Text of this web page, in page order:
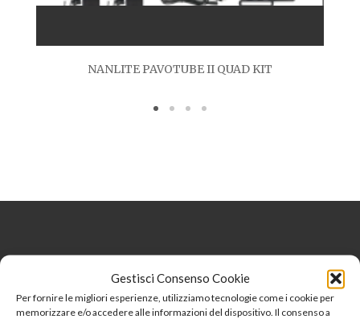
Gestisci Consenso Cookie
Per fornire le migliori esperienze, utilizziamo tecnologie come i cookie per
memorizzare e/o accedere alle informazioni del dispositivo. Il consenso a
NANLITE PAVOTUBE II QUAD KIT